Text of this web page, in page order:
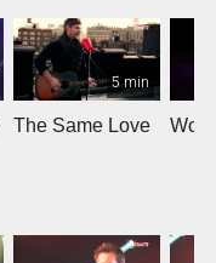
5 min
The Same Love